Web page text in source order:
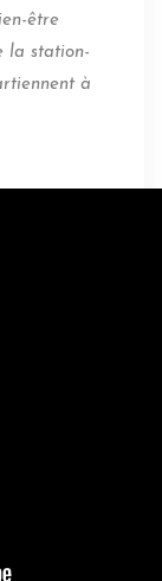
être
la station-
à